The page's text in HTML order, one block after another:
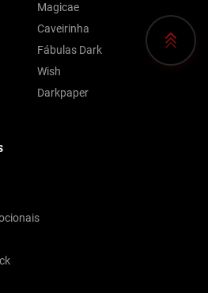
Magicae
Caveirinha
Fábulas Dark
Wish
Darkpaper